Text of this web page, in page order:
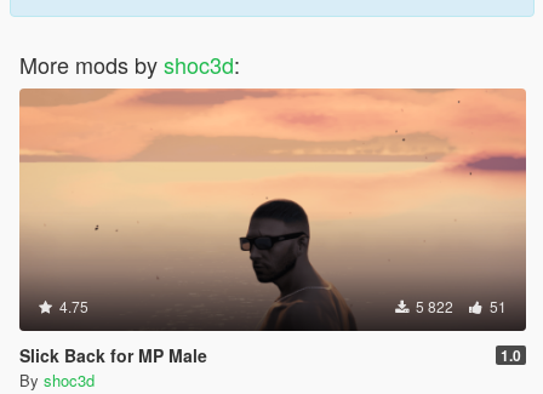
More mods byshoc3d:
4.75 5 822 51
Slick Back for MP Male 1.0
By shoc3d